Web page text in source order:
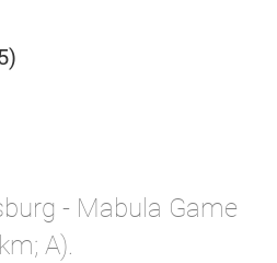
- Mabula Game
A).